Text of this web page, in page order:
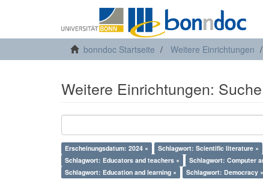
bonndoc Startseite Weitere Einrichtungen
Weitere Einrichtungen: Suche
Erscheinungsdatum: 2024 × Schlagwort: Scientific literature ×
Schlagwort: Educators and teachers ×
Schlagwort: Computer
Schlagwort: Education and learning ×
Schlagwort: Democracy ×